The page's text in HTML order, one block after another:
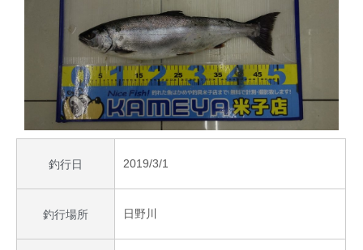
釣行日 2019/3/1
釣行場所 日野川